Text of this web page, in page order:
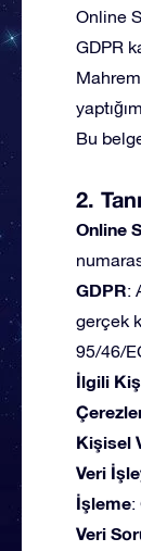
Online
GDPR
Bu
2.
Online
GDPR:
gerçek
95/46/
İlgili
Kişisel
Veri
İşleme:
Veri